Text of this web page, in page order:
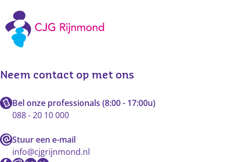
Vaccinaties CJG Rijnmond
Neem contact op met ons
Bel onze professionals (8:00 - 17:00u)
088 - 20 10 000
Stuur een e-mail
info@cjgrijnmond.nl